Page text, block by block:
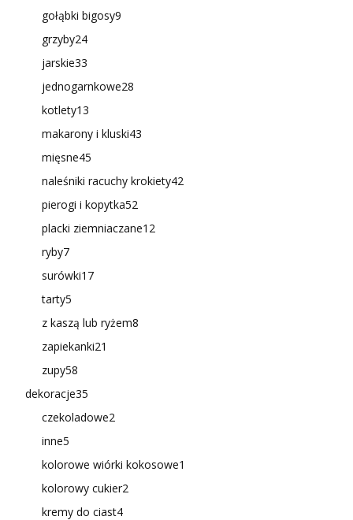
gołąbki bigosy9
grzyby24
jarskie33
jednogarnkowe28
kotlety13
makarony i kluski43
mięsne45
naleśniki racuchy krokiety42
pierogi i kopytka52
placki ziemniaczane12
ryby7
surówki17
tarty5
z kaszą lub ryżem8
zapiekanki21
zupy58
dekoracje35
czekoladowe2
inne5
kolorowe wiórki kokosowe1
kolorowy cukier2
kremy do ciast4